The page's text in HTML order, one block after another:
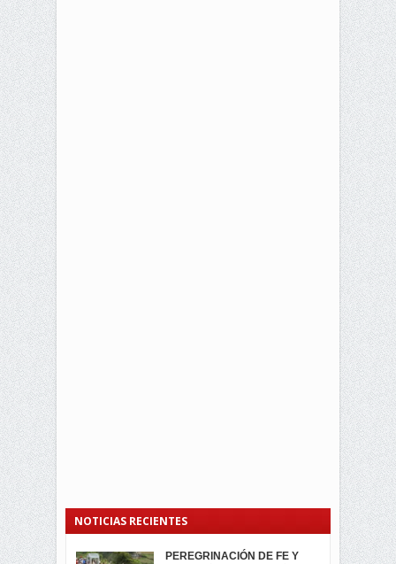
NOTICIAS RECIENTES
PEREGRINACIÓN DE FE Y
PROCESIÓN DE LA VIRGEN
SEGUNDA VUELTA